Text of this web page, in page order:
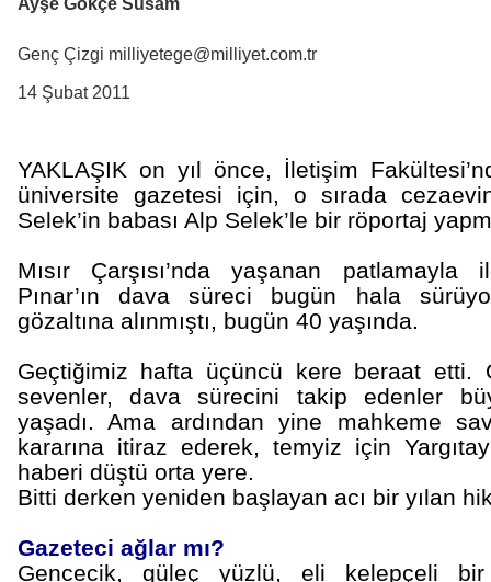
Ayşe Gökçe Susam
Genç Çizgi milliyetege@milliyet.com.tr
14 Şubat 2011
YAKLAŞIK on yıl önce, İletişim
üniversite gazetesi için, o sırada
Selek’in babası Alp Selek’le bir röportaj
MısırÇarşısı’nda yaşanan patlamayla
Pınar’ın dava süreci bugün hala
gözaltına alınmıştı, bugün 40 yaşında.
Geçtiğimiz hafta üçüncü kere beraat etti.
sevenler, dava sürecini takip edenler
yaşadı. Ama ardından yine mahkeme
kararına itiraz ederek, temyiz içinYargıtay
haberi düştü orta yere.
Bitti derken yeniden başlayan acı bir yılan
Gazeteci ağlar mı?
Gencecik, güleç yüzlü, eli kelepçeli